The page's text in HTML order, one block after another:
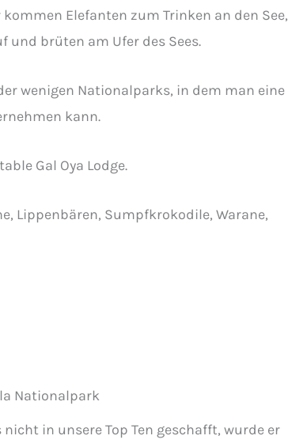
Elefanten zum Trinken an den See,
und brüten am Ufer des Sees.
wenigen Nationalparks, in dem man eine
kann.
Gal Oya Lodge.
Lippenbären, Sumpfkrokodile, Warane,
nicht in unsere Top Ten geschafft, wurde er